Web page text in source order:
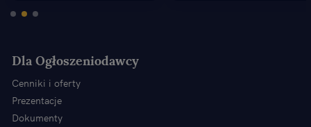
Dla Ogłoszeniodawcy
Cenniki i oferty
Prezentacje
Dokumenty